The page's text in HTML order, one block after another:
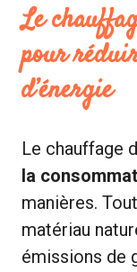
Le
pour
d’énergie
Le chauffage
la
manières.
matériau
émissions de